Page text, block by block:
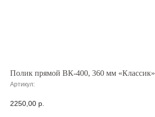
Полик прямой ВК-400, 360 мм «Классик»
Артикул:
2250,00 р.